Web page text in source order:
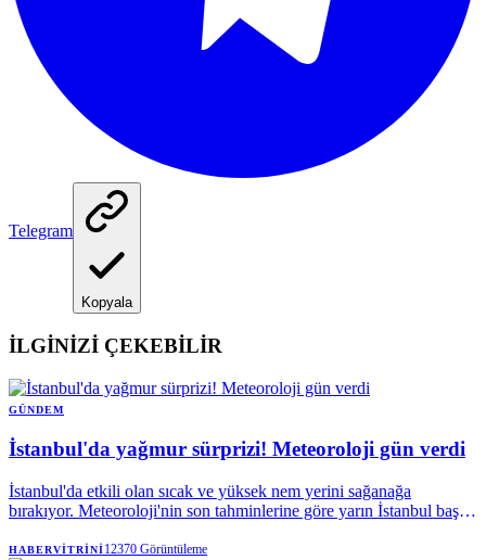
Telegram
Kopyala
İLGİNİZİ ÇEKEBİLİR
GÜNDEM
İstanbul'da yağmur sürprizi! Meteoroloji gün verdi
İstanbul'da etkili olan sıcak ve yüksek nem yerini sağanağa
bırakıyor. Meteoroloji'nin son tahminlerine göre yarın İstanbul başta
sağanak bekleniyor.
HABERVITRINI12370 Görüntüleme